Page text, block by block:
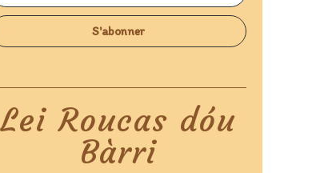
Lei Roucas dóu
Bàrri